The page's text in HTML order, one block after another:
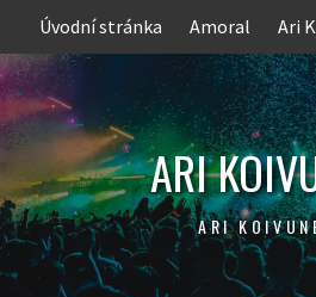
content
Úvodní stránka Amoral Ari
ARI
ARI